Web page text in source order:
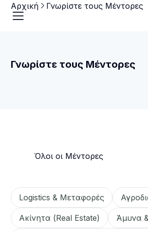
Αρχική Γνωρίστε τους Μέντορες
Γνωρίστε τους Μέντορες
Όλοι οι Μέντορες
Logistics & Μεταφορές
Ακίνητα (Real Estate) Άμυνα